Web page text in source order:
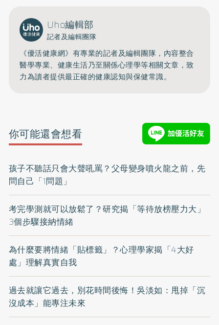
Uho編輯部
記者及編輯團隊
《優活健康網》有專業的記者及編輯團隊，內容整合
醫學專業、健康生活乃至關係心理學等相關文章，致
力為讀者提供最正確的健康認知與保健常識。
你可能還會想看
孩子不聽話只會大聲吼罵？父母變身噴火龍之前，先
問自己「1問題」
考完學測就可以放鬆了？研究揭「等待放榜壓力大」
3個步驟接納情緒
為什麼要將情緒「貼標籤」？心理學家揭「4大好
處」理解真實自我
過去就讓它過去，別花時間後悔！吳淡如：甩掉「沉
沒成本」能專注未來